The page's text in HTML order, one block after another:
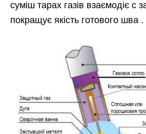
суміш тарах газів взаємодіє c
покращує якість готового шва .